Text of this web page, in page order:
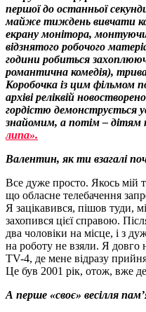
першої до останньої
майже тиждень вивчати
екрану монітора, монтуючи
відзнятого робочого
години робиться
романтична комедія),
Коробочка із цим фільмом
архіві реліквій
гордістю демонструється
знайомим, а потім –
липа».
Валентин, як ти взагалі
Все дуже просто. Якось мій
що обласне телебачення
Я зацікавився, пішов туди,
захопився цієї справою.
два чоловіки на місце, і з
на роботу не взяли. Я довго
ТV-4, де мене відразу
Це був 2001 рік, отож, вже
А перше «своє» весілля